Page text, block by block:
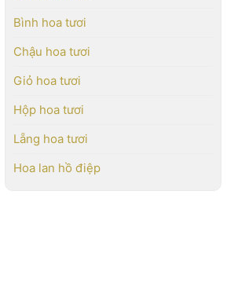
Bình hoa tươi
Chậu hoa tươi
Giỏ hoa tươi
Hộp hoa tươi
Lẵng hoa tươi
Hoa lan hồ điệp